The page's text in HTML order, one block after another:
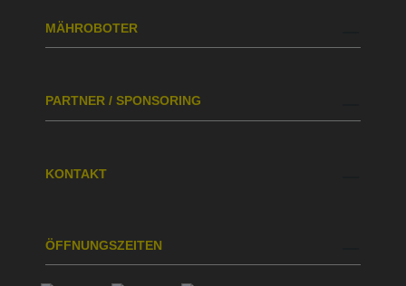
MÄHROBOTER
PARTNER / SPONSORING
KONTAKT
ÖFFNUNGSZEITEN